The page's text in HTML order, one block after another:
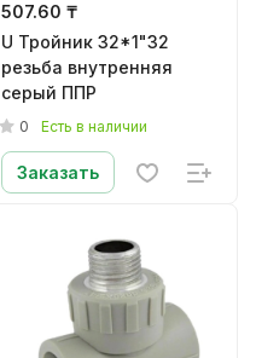
507.60 ₸
U Тройник 32*1"32
резьба внутренняя
серый ППР
0 Есть в наличии
Заказать